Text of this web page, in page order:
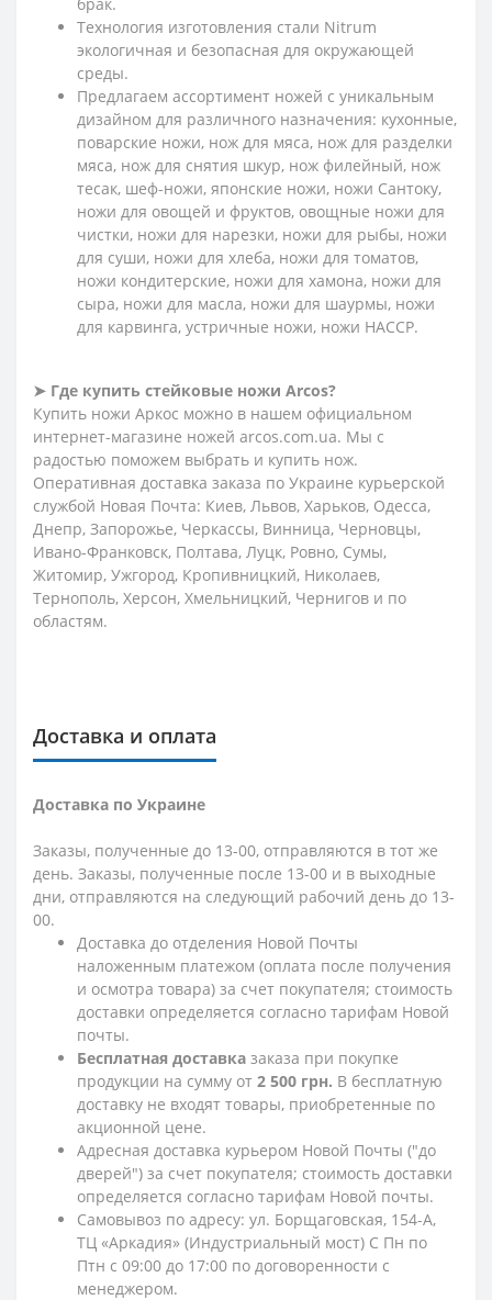
Технология изготовления стали Nitrum
экологичная и безопасная для окружающей
среды.
Предлагаем ассортимент ножей с уникальным
дизайном для различного назначения: кухонные,
поварские ножи, нож для мяса, нож для разделки
мяса, нож для снятия шкур, нож филейный, нож
тесак, шеф-ножи, японские ножи, ножи Сантоку,
ножи для овощей и фруктов, овощные ножи для
чистки, ножи для нарезки, ножи для рыбы, ножи
для суши, ножи для хлеба, ножи для томатов,
ножи кондитерские, ножи для хамона, ножи для
сыра, ножи для масла, ножи для шаурмы, ножи
для карвинга, устричные ножи, ножи HACCP.
➤ Где купить стейковые ножи Arcos?
Купить ножи Аркос можно в нашем официальном
интернет-магазине ножей arcos.com.ua. Мы с
радостью поможем выбрать и купить нож.
Оперативная доставка заказа по Украине курьерской
службой Новая Почта: Киев, Львов, Харьков, Одесса,
Днепр, Запорожье, Черкассы, Винница, Черновцы,
Ивано-Франковск, Полтава, Луцк, Ровно, Сумы,
Житомир, Ужгород, Кропивницкий, Николаев,
Тернополь, Херсон, Хмельницкий, Чернигов и по
областям.
Доставка и оплата
Доставка по Украине
Заказы, полученные до 13-00, отправляются в тот же
день. Заказы, полученные после 13-00 и в выходные
дни, отправляются на следующий рабочий день до 13-
00.
Доставка до отделения Новой Почты
наложенным платежом (оплата после получения
и осмотра товара) за счет покупателя; стоимость
доставки определяется согласно тарифам Новой
почты.
Бесплатная доставка заказа при покупке
продукции на сумму от 2 500 грн. В бесплатную
доставку не входят товары, приобретенные по
акционной цене.
Адресная доставка курьером Новой Почты ("до
дверей") за счет покупателя; стоимость доставки
определяется согласно тарифам Новой почты.
Самовывоз по адресу: ул. Борщаговская, 154-А,
ТЦ «Аркадия» (Индустриальный мост) С Пн по
Птн с 09:00 до 17:00 по договоренности с
менеджером.